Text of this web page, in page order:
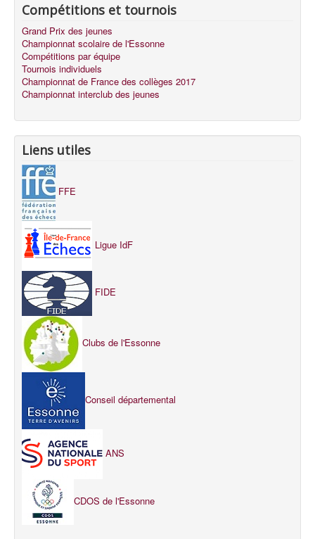
Compétitions et tournois
Grand Prix des jeunes
Championnat scolaire de l'Essonne
Compétitions par équipe
Tournois individuels
Championnat de France des collèges 2017
Championnat interclub des jeunes
Liens utiles
FFE
Ligue IdF
FIDE
Clubs de l'Essonne
Conseil départemental
ANS
CDOS de l'Essonne